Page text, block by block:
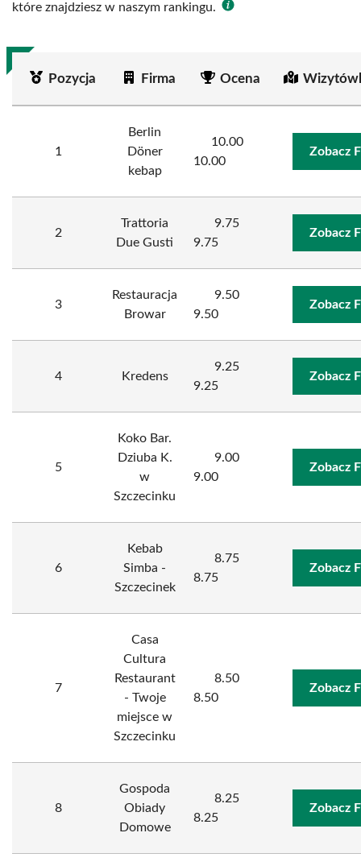
które znajdziesz w naszym rankingu.
Pozycja Firma Ocena
1
Berlin
Döner
kebap
10.00
10.00
Zobacz
2
Trattoria
Due Gusti
9.75
9.75
Zobacz
3
Restauracja
Browar
9.50
9.50
Zobacz
4 Kredens
9.25
9.25
Zobacz
5
Koko Bar.
Dziuba K.
w
Szczecinku
9.00
9.00
Zobacz
6
Kebab
Simba -
Szczecinek
8.75
8.75
Zobacz
7
Casa
Cultura
Restaurant
- Twoje
miejsce w
Szczecinku
8.50
8.50
Zobacz
8
Gospoda
Obiady
Domowe
8.25
8.25
Zobacz